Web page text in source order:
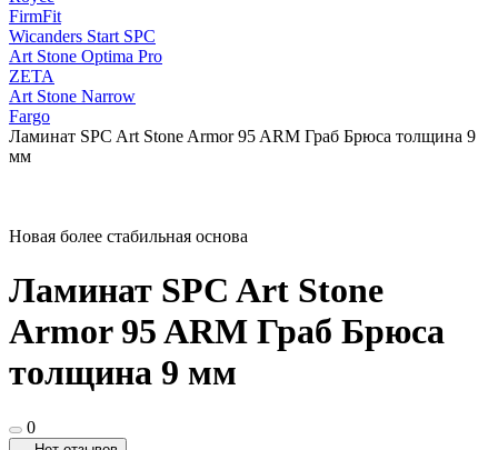
FirmFit
Wicanders Start SPC
Art Stone Optima Pro
ZETA
Art Stone Narrow
Fargo
Ламинат SPC Art Stone Armor 95 ARM Граб Брюса толщина 9
мм
Новая более стабильная основа
Ламинат SPC Art Stone
Armor 95 ARM Граб Брюса
толщина 9 мм
0